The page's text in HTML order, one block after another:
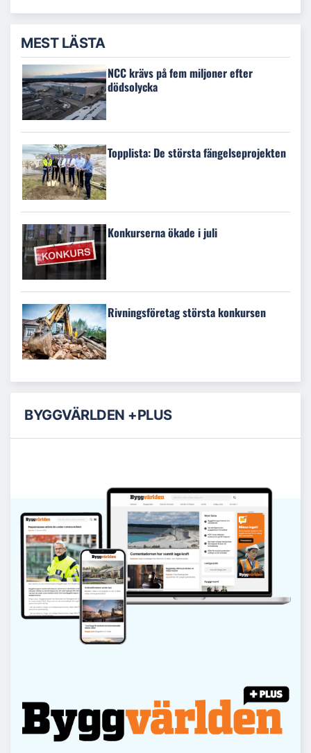
MEST LÄSTA
NCC krävs på fem miljoner efter
dödsolycka
Topplista: De största fängelseprojekten
Konkurserna ökade i juli
Rivningsföretag största konkursen
BYGGVÄRLDEN +PLUS